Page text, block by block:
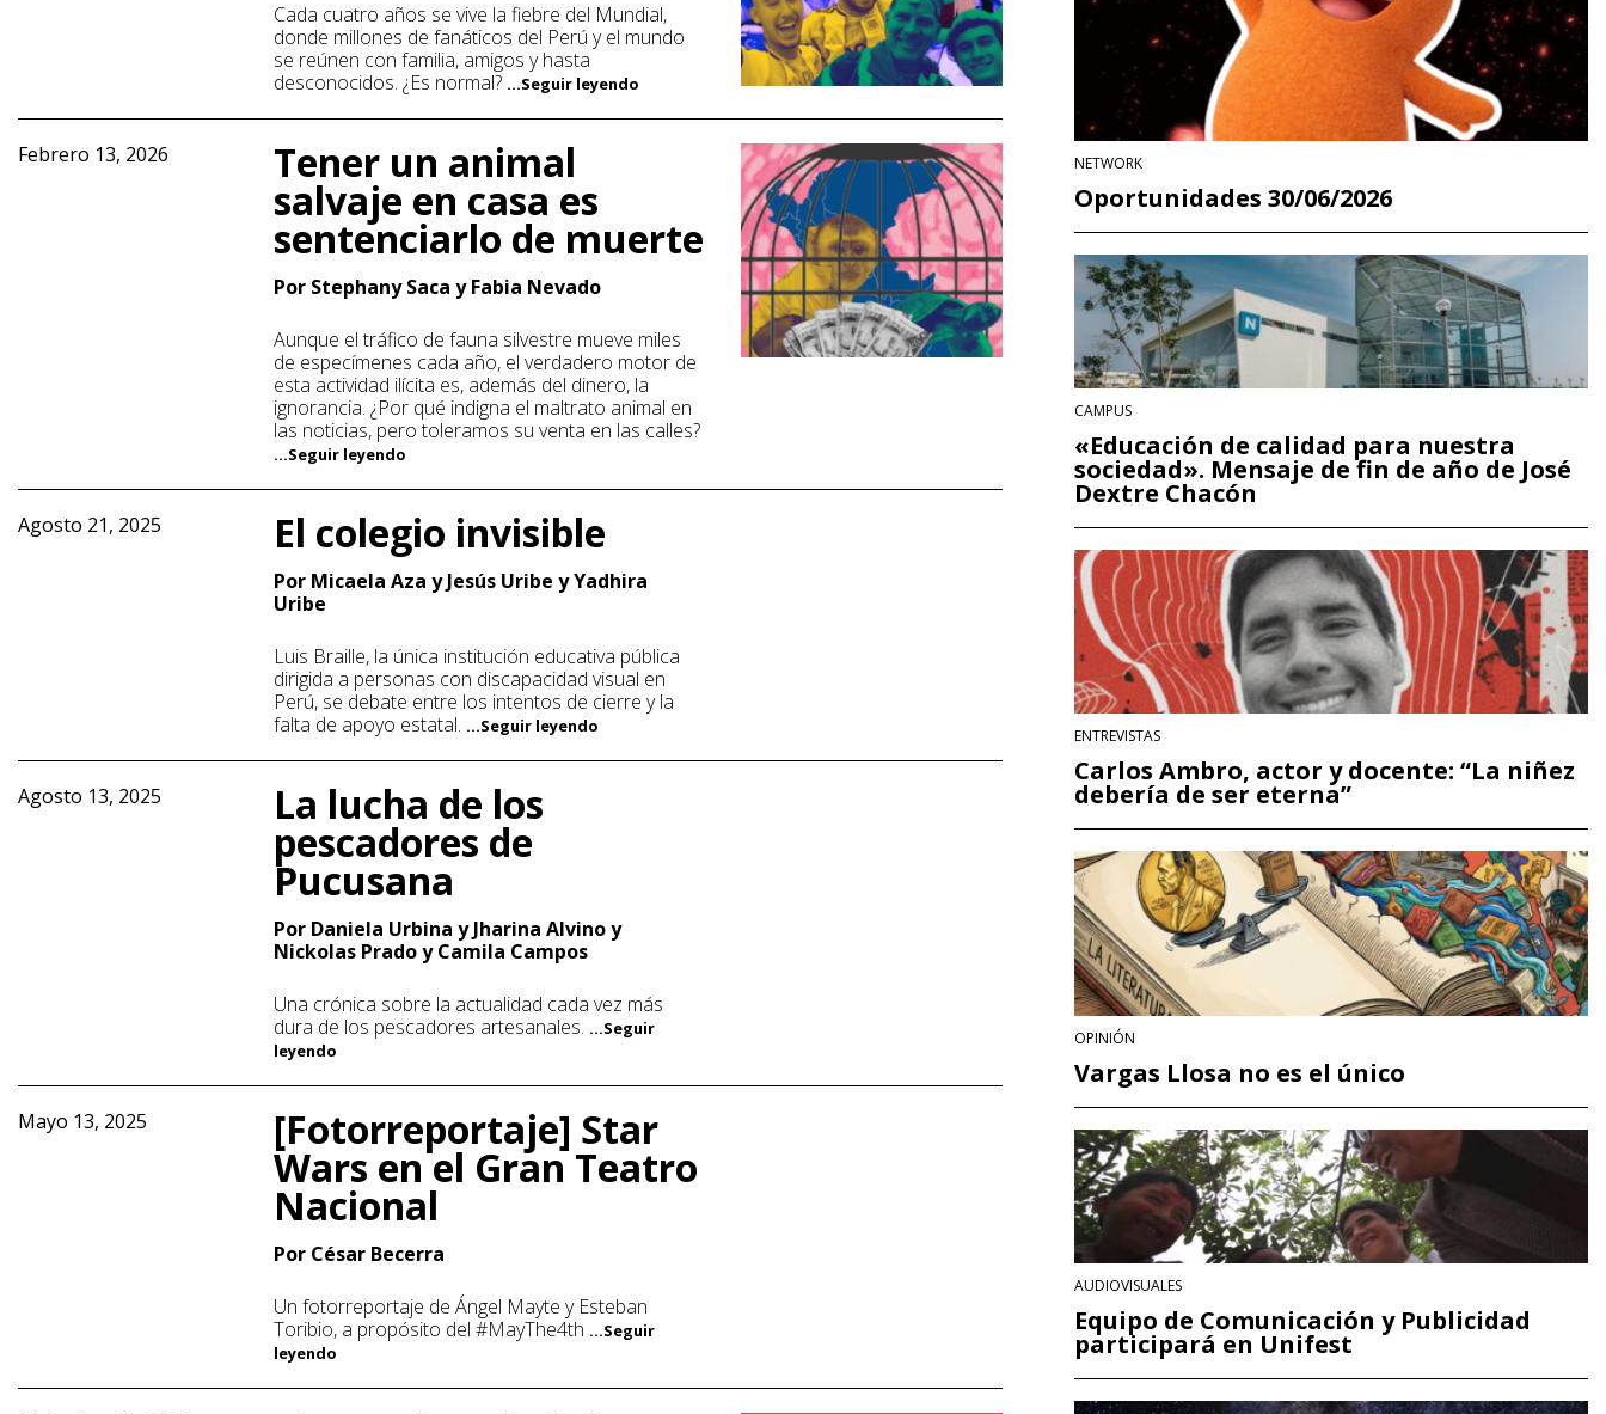
Cada cuatro años se vive la fiebre del Mundial,
donde millones de fanáticos del Perú y el mundo
se reúnen con familia, amigos y hasta
desconocidos. ¿Es normal? ...Seguir leyendo
Febrero 13, 2026 Tener un animal
salvaje en casa es
sentenciarlo de muerte
Por Stephany Saca y Fabia Nevado
Aunque el tráfico de fauna silvestre mueve miles
de especímenes cada año, el verdadero motor de
esta actividad ilícita es, además del dinero, la
ignorancia. ¿Por qué indigna el maltrato animal en
las noticias, pero toleramos su venta en las calles?
...Seguir leyendo
Agosto 21, 2025 El colegio invisible
Por Micaela Aza y Jesús Uribe y Yadhira
Uribe
Luis Braille, la única institución educativa pública
dirigida a personas con discapacidad visual en
Perú, se debate entre los intentos de cierre y la
falta de apoyo estatal. ...Seguir leyendo
Agosto 13, 2025 La lucha de los
pescadores de
Pucusana
Por Daniela Urbina y Jharina Alvino y
Nickolas Prado y Camila Campos
Una crónica sobre la actualidad cada vez más
dura de los pescadores artesanales. ...Seguir
leyendo
Mayo 13, 2025 [Fotorreportaje] Star
Wars en el Gran Teatro
Nacional
Por César Becerra
Un fotorreportaje de Ángel Mayte y Esteban
Toribio, a propósito del #MayThe4th ...Seguir
leyendo
NETWORK
Oportunidades 30/06/2026
CAMPUS
«Educación de calidad para nuestra
sociedad». Mensaje de fin de año de José
Dextre Chacón
ENTREVISTAS
Carlos Ambro, actor y docente: “La niñez
debería de ser eterna”
OPINIÓN
Vargas Llosa no es el único
AUDIOVISUALES
Equipo de Comunicación y Publicidad
participará en Unifest